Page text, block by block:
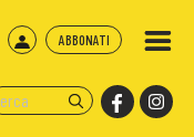
ABBONATI